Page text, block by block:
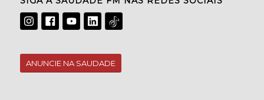
ANUNCIE NA SAUDADE